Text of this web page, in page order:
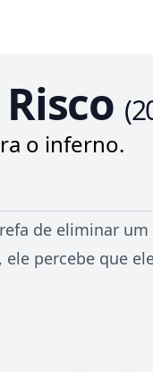
(
o inferno.
de eliminar
percebe que